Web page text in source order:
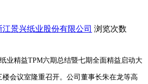
江景兴纸业股份有限公司 浏览次数
业精益TPM六期总结暨七期全面精益启动大
会议室隆重召开。公司董事长朱在龙等高